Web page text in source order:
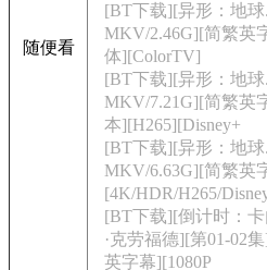
随便看
[BT下载][异形：地
MKV/2.46G][简繁英
体][ColorTV]
[BT下载][异形：地
MKV/7.21G][简繁英
本][H265][Disney+
[BT下载][异形：地
MKV/6.63G][简繁英
[4K/HDR/H265/
[BT下载][倒计时：
·克劳福德][第01-02
英字幕][1080P